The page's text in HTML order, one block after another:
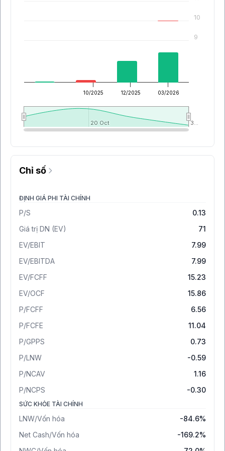
10/2025 12/2025 03/2026
20 Oct
20 Oct 3…
3…
9
10
Chỉ số
ĐỊNH GIÁ PHI TÀI CHÍNH
P/S
0.13
Giá trị DN (EV)
71
EV/EBIT
7.99
EV/EBITDA
7.99
EV/FCFF
15.23
EV/OCF
15.86
P/FCFF
6.56
P/FCFE
11.04
P/GPPS
0.73
P/LNW
-0.59
P/NCAV
1.16
P/NCPS
-0.30
SỨC KHỎE TÀI CHÍNH
LNW/Vốn hóa
-84.6%
Net Cash/Vốn hóa
-169.2%